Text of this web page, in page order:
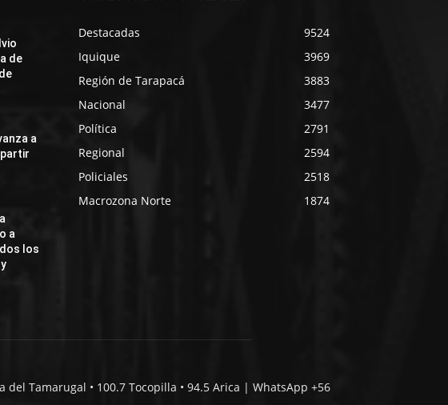
de
a
partir
a
los
Destacadas
9524
Iquique
3969
Región de Tarapacá
3883
Nacional
3477
Política
2791
Regional
2594
Policiales
2518
Macrozona Norte
1874
Tamarugal • 100.7 Tocopilla • 94.5 Arica | WhatsApp +56